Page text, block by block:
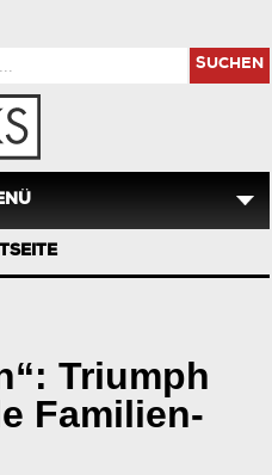
SUCHEN
Triumph
Familien-